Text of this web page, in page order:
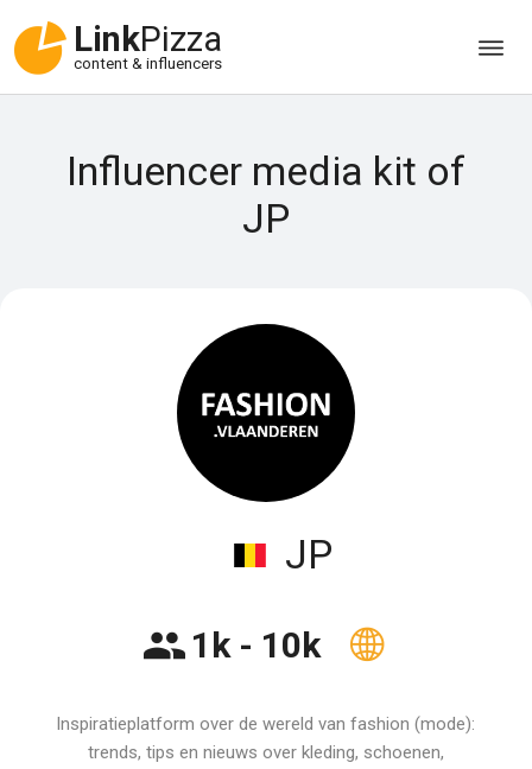
LinkPizza
content & influencers
Influencer media kit of
JP
JP
1k - 10k
Inspiratieplatform over de wereld van fashion (mode):
trends, tips en nieuws over kleding, schoenen,